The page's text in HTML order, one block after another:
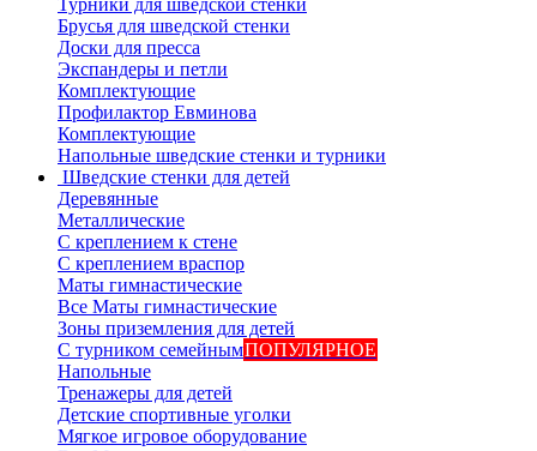
Турники для шведской стенки
Брусья для шведской стенки
Доски для пресса
Экспандеры и петли
Комплектующие
Профилактор Евминова
Комплектующие
Напольные шведские стенки и турники
Шведские стенки для детей
Деревянные
Металлические
С креплением к стене
С креплением враспор
Маты гимнастические
Все Маты гимнастические
Зоны приземления для детей
С турником семейнымПОПУЛЯРНОЕ
Напольные
Тренажеры для детей
Детские спортивные уголки
Мягкое игровое оборудование